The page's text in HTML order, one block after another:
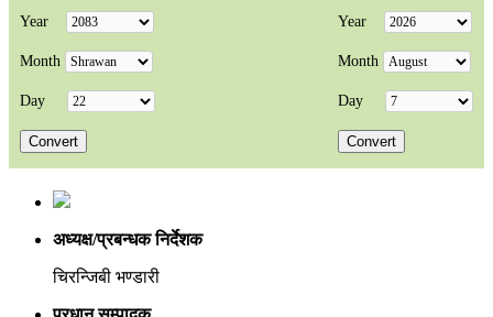
अध्यक्ष/प्रबन्धक निर्देशक
चिरन्जिबी भण्डारी